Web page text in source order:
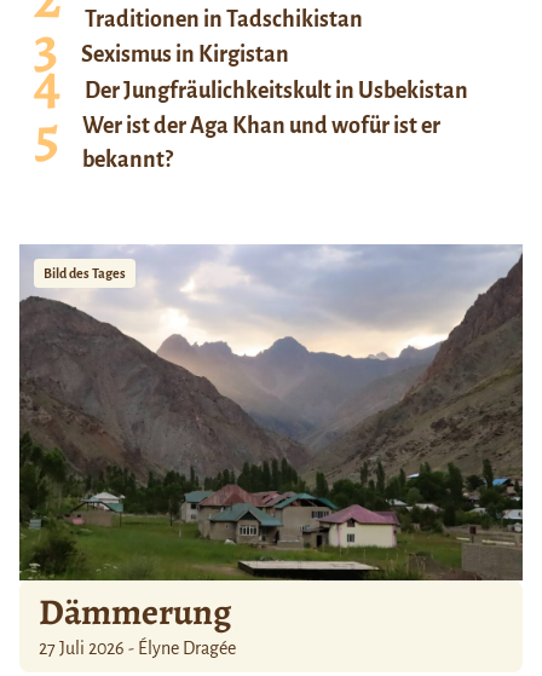
Traditionen in Tadschikistan
Sexismus in Kirgistan
Der Jungfräulichkeitskult in Usbekistan
Wer ist der Aga Khan und wofür ist er
bekannt?
Bild des Tages
Dämmerung
27 Juli 2026 - Élyne Dragée